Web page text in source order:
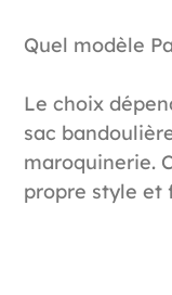
Quel modèle
Le choix
sac
maroquinerie.
propre style et